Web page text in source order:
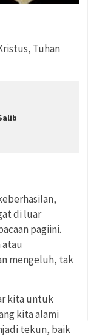
Tuhan
di luar
pagiini.
atau
mengeluh, tak
kita untuk
kita alami
tekun, baik